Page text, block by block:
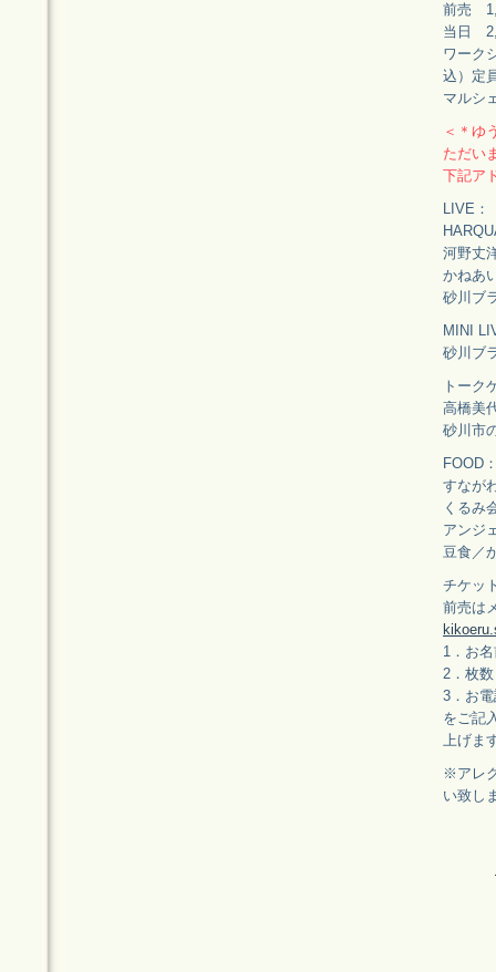
前売
当日
ワーク
込）定
マルシ
＜＊ゆ
ただい
下記ア
LIVE：
河野丈
かねあ
砂川ブ
MINI
砂川ブ
トーク
高橋美
砂川市
FOOD
すなが
くるみ
アンジ
豆食／
チケッ
前売は
1．お
2．枚数
3．お
をご記
上げま
※アレ
い致し